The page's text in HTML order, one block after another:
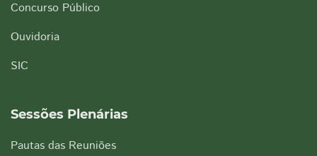
Concurso Público
Ouvidoria
SIC
Sessões Plenárias
Pautas das Reuniões